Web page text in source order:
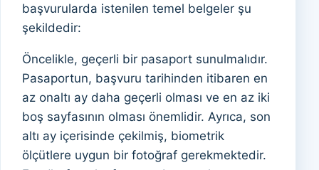
başvurularda istenilen temel belgeler şu
şekildedir:
Öncelikle, geçerli bir pasaport sunulmalıdır.
Pasaportun, başvuru tarihinden itibaren en
az onaltı ay daha geçerli olması ve en az iki
boş sayfasının olması önemlidir. Ayrıca, son
altı ay içerisinde çekilmiş, biometrik
ölçütlere uygun bir fotoğraf gerekmektedir.